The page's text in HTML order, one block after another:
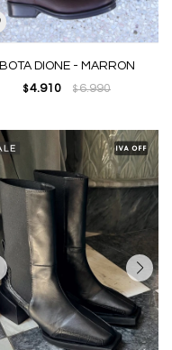
BOTA DIONE - MARRON
$ 4.910 $6.990